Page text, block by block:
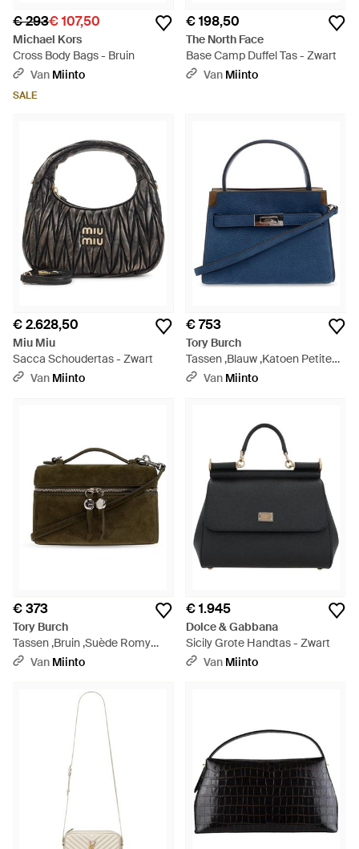
€ 293€ 107,50
Michael Kors
Cross Body Bags - Bruin
Van Miinto
SALE
€ 198,50
The North Face
Base Camp Duffel Tas - Zwart
Van Miinto
€ 2.628,50
Miu Miu
Sacca Schoudertas - Zwart
Van Miinto
€ 753
Tory Burch
Tassen ,Blauw ,Katoen Petite
Lee Radziwill - Blauw
Van Miinto
€ 373
Tory Burch
Tassen ,Bruin ,Suède Romy
Suede Slim Top Handle - Groen
Van Miinto
€ 1.945
Dolce & Gabbana
Sicily Grote Handtas - Zwart
Van Miinto